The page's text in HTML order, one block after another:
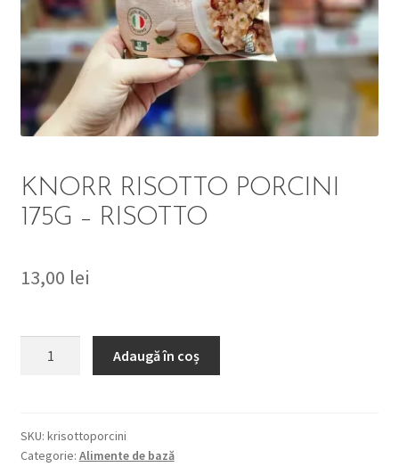
DETERGENT
SOLUȚII CURĂȚENIE
ÎNGRIJIRE
PERSONALĂ
TROLERE
ARTICOLE VOIAJ
KNORR RISOTTO PORCINI
175G – RISOTTO
13,00 lei
175G
-
Adaugă în coș
SKU: krisottoporcini
Categorie: Alimente de bază